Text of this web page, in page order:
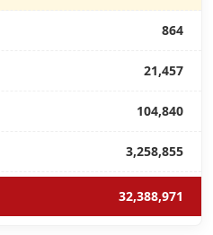
864
21,457
104,840
3,258,855
32,388,971